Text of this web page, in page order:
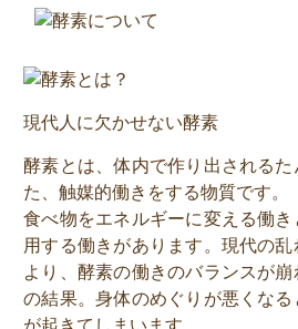
現代人に欠かせない酵素
酵素とは、体内で作り出される
た、触媒的働きをする物質です。
食べ物をエネルギーに変える働
用する働きがあります。現代の
より、酵素の働きのバランスが
の結果。身体のめぐりが悪くな